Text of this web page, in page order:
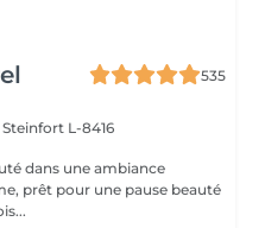
535
Steinfort L-8416
dans une ambiance
prêt pour une pause beauté